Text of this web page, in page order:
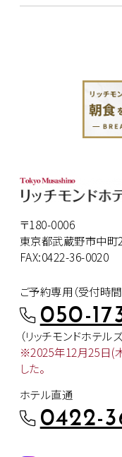
〒180-0006
東京都武蔵野市中町
FAX:0422-36-0020
ご予約専用（受付時
050-
（リッチモンドホテル
※2025年12月25日(木
した。
ホテル直通
0422-